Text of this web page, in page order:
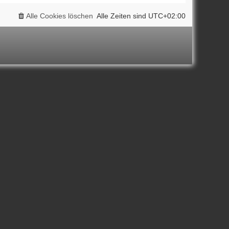
Alle Zeiten sind UTC+02:00
Alle Cookies löschen